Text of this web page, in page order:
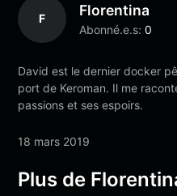
F Florentina
Abonné.e.s: 0
David est le dernier docker
port de Keroman. Il me
passions et ses espoirs.
18 mars 2019
Plus de